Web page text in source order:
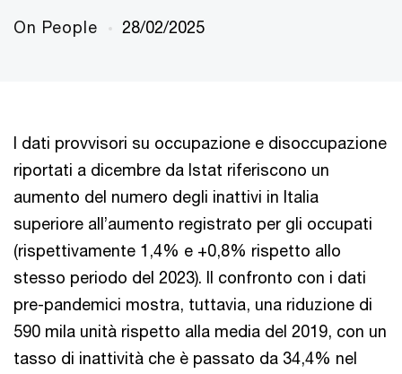
On People 28/02/2025
I dati provvisori su occupazione e disoccupazione
riportati a dicembre da Istat riferiscono un
aumento del numero degli inattivi in Italia
superiore all’aumento registrato per gli occupati
(rispettivamente 1,4% e +0,8% rispetto allo
stesso periodo del 2023). Il confronto con i dati
pre-pandemici mostra, tuttavia, una riduzione di
590 mila unità rispetto alla media del 2019, con un
tasso di inattività che è passato da 34,4% nel